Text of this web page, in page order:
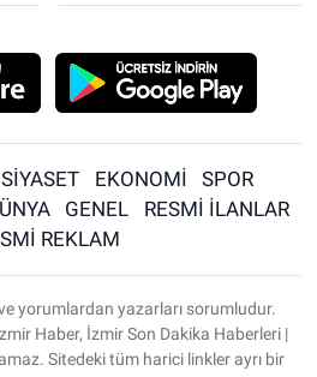
SİYASET EKONOMİ
SPOR
GENEL
RESMİ İLANLAR
REKLAM
yorumlardan yazarları sorumludur.
Haber, İzmir Son Dakika Haberleri |
Sitedeki tüm harici linkler ayrı bir